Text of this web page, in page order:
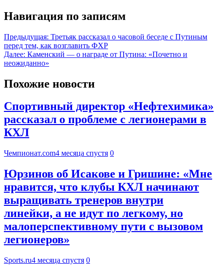
Навигация по записям
Предыдущая: Третьяк рассказал о часовой беседе с Путиным
перед тем, как возглавить ФХР
Далее: Каменский — о награде от Путина: «Почетно и
неожиданно»
Похожие новости
Спортивный директор «Нефтехимика»
рассказал о проблеме с легионерами в
КХЛ
Чемпионат.com4 месяца спустя 0
Юрзинов об Исакове и Гришине: «Мне
нравится, что клубы КХЛ начинают
выращивать тренеров внутри
линейки, а не идут по легкому, но
малоперспективному пути с вызовом
легионеров»
Sports.ru4 месяца спустя 0